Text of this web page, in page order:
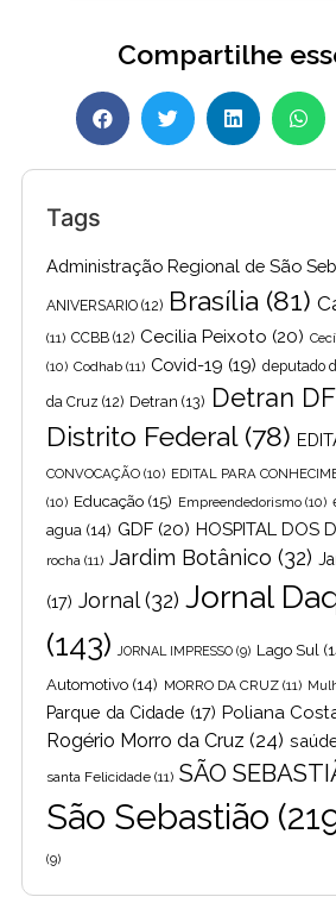
Compartilhe
Tags
Administração Regional de São
ANIVERSARIO (12) Brasília (81)
(11) CCBB (12) Cecilia Peixoto (20)
(10) Codhab (11) Covid-19 (19) deputado
da Cruz (12) Detran (13) Detran DF
Distrito Federal(78)
CONVOCAÇÃO (10) EDITAL PARA
(10) Educação (15) Empreendedorismo (10)
agua (14) GDF (20) HOSPITAL DOS
rocha (11) Jardim Botânico (32)
(17) Jornal(32) Jornal
(143)
JORNAL IMPRESSO (9) Lago Sul
Automotivo (14) MORRO DA CRUZ (11)
Parque da Cidade (17) Poliana
Rogério Morro da Cruz (24)
santa Felicidade (11) SÃO
São Sebastião
(9)